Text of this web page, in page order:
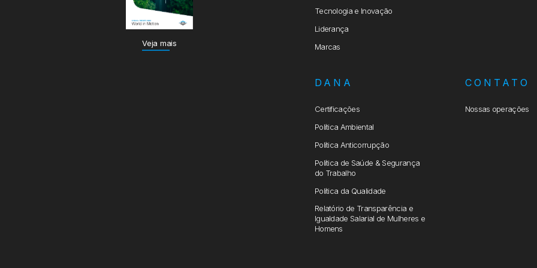
Veja mais
Tecnologia e Inovação
Liderança
Marcas
DANA
Certificações
Política Ambiental
Política Anticorrupção
Política de Saúde & Segurança
do Trabalho
Política da Qualidade
Relatório de Transparência e
Igualdade Salarial de Mulheres e
Homens
CONTATO
Nossas operações